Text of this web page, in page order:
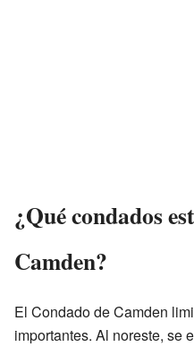
¿Qué condados
Camden?
El Condado de Camden
importantes. Al noreste, se